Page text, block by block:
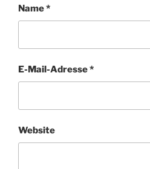
Name*
E-Mail-Adresse*
Website